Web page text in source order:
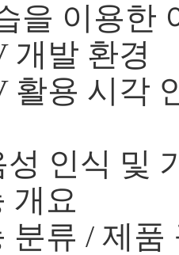
을 이용한
개발 환경
활용 시각
인식 및
개요
분류 / 제품